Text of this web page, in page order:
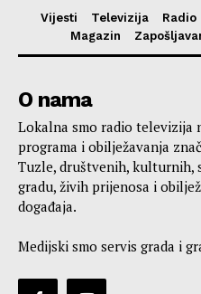
Vijesti Televizija Radio
Magazin
O nama
Lokalna smo radio televizija
programa i obilježavanja
Tuzle, društvenih, kulturnih,
gradu, živih prijenosa i
događaja.
Medijski smo servis grada i